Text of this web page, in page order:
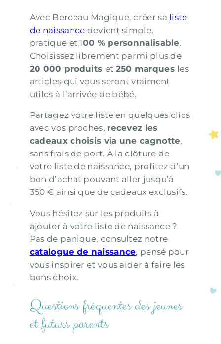
Avec Berceau Magique, créer sa liste
de naissance devient simple,
pratique et 100 % personnalisable.
Choisissez librement parmi plus de
20 000 produits et 250 marques les
articles qui vous seront vraiment
utiles à l’arrivée de bébé.
Partagez votre liste en quelques clics
avec vos proches, recevez les
cadeaux choisis via une cagnotte,
sans frais de port. À la clôture de
votre liste de naissance, profitez d’un
bon d’achat pouvant aller jusqu’à
350 € ainsi que de cadeaux exclusifs.
Vous hésitez sur les produits à
ajouter à votre liste de naissance ?
Pas de panique, consultez notre
catalogue de naissance, pensé pour
vous inspirer et vous aider à faire les
bons choix.
Questions fréquentes des jeunes
et futurs parents